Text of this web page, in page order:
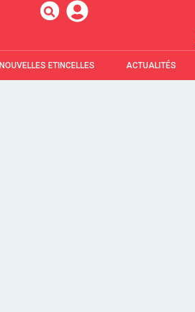
NOUVELLES ETINCELLES ACTUALITÉS